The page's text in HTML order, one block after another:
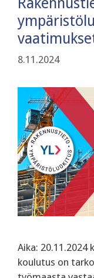
8.11.2024
Aika: 20.11.2024
koulutus on